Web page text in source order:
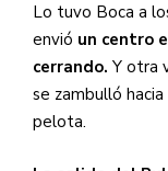
Lo tuvo Boca a
envió un centro
cerrando. Y otra
se zambulló
pelota.